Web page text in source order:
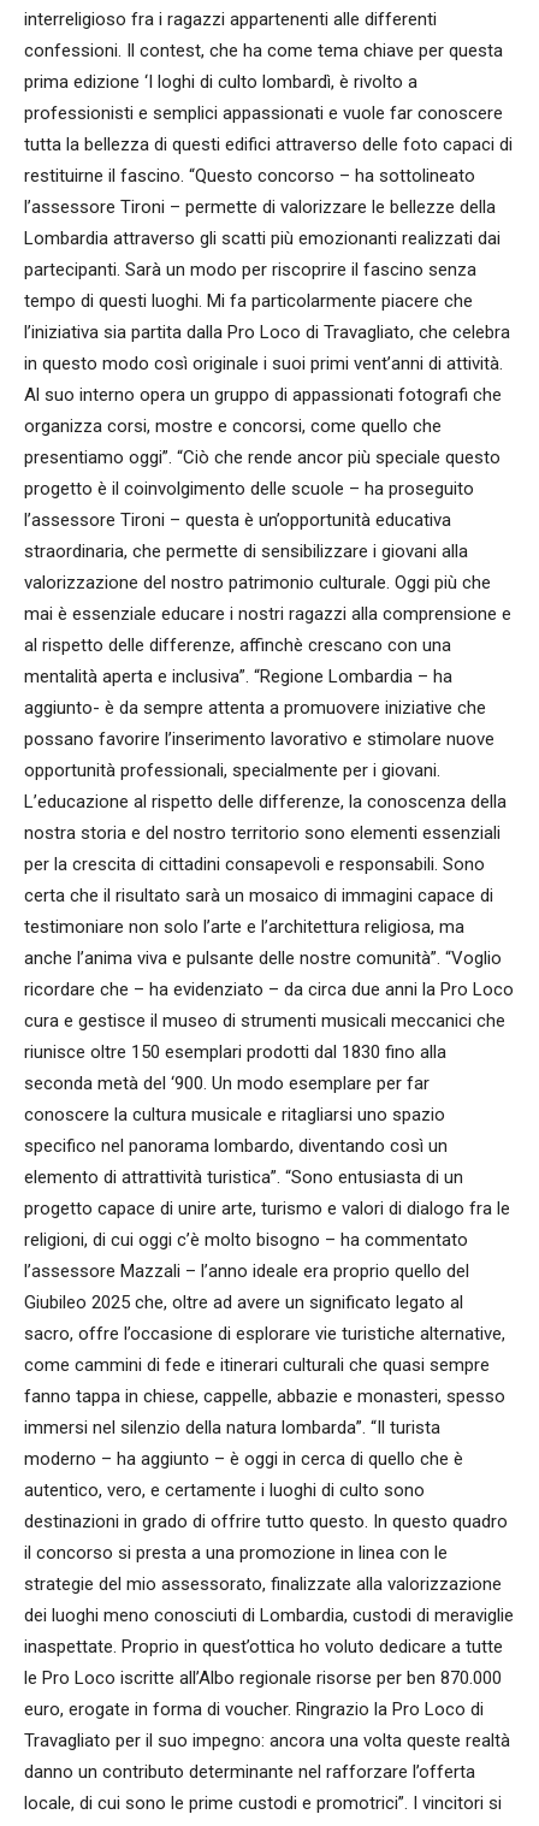
interreligioso fra i ragazzi appartenenti alle differenti
confessioni. Il contest, che ha come tema chiave per questa
prima edizione ‘I loghi di culto lombardì, è rivolto a
professionisti e semplici appassionati e vuole far conoscere
tutta la bellezza di questi edifici attraverso delle foto capaci di
restituirne il fascino. “Questo concorso – ha sottolineato
l’assessore Tironi – permette di valorizzare le bellezze della
Lombardia attraverso gli scatti più emozionanti realizzati dai
partecipanti. Sarà un modo per riscoprire il fascino senza
tempo di questi luoghi. Mi fa particolarmente piacere che
l’iniziativa sia partita dalla Pro Loco di Travagliato, che celebra
in questo modo così originale i suoi primi vent’anni di attività.
Al suo interno opera un gruppo di appassionati fotografi che
organizza corsi, mostre e concorsi, come quello che
presentiamo oggi”. “Ciò che rende ancor più speciale questo
progetto è il coinvolgimento delle scuole – ha proseguito
l’assessore Tironi – questa è un’opportunità educativa
straordinaria, che permette di sensibilizzare i giovani alla
valorizzazione del nostro patrimonio culturale. Oggi più che
mai è essenziale educare i nostri ragazzi alla comprensione e
al rispetto delle differenze, affinchè crescano con una
mentalità aperta e inclusiva”. “Regione Lombardia – ha
aggiunto- è da sempre attenta a promuovere iniziative che
possano favorire l’inserimento lavorativo e stimolare nuove
opportunità professionali, specialmente per i giovani.
L’educazione al rispetto delle differenze, la conoscenza della
nostra storia e del nostro territorio sono elementi essenziali
per la crescita di cittadini consapevoli e responsabili. Sono
certa che il risultato sarà un mosaico di immagini capace di
testimoniare non solo l’arte e l’architettura religiosa, ma
anche l’anima viva e pulsante delle nostre comunità”. “Voglio
ricordare che – ha evidenziato – da circa due anni la Pro Loco
cura e gestisce il museo di strumenti musicali meccanici che
riunisce oltre 150 esemplari prodotti dal 1830 fino alla
seconda metà del ‘900. Un modo esemplare per far
conoscere la cultura musicale e ritagliarsi uno spazio
specifico nel panorama lombardo, diventando così un
elemento di attrattività turistica”. “Sono entusiasta di un
progetto capace di unire arte, turismo e valori di dialogo fra le
religioni, di cui oggi c’è molto bisogno – ha commentato
l’assessore Mazzali – l’anno ideale era proprio quello del
Giubileo 2025 che, oltre ad avere un significato legato al
sacro, offre l’occasione di esplorare vie turistiche alternative,
come cammini di fede e itinerari culturali che quasi sempre
fanno tappa in chiese, cappelle, abbazie e monasteri, spesso
immersi nel silenzio della natura lombarda”. “Il turista
moderno – ha aggiunto – è oggi in cerca di quello che è
autentico, vero, e certamente i luoghi di culto sono
destinazioni in grado di offrire tutto questo. In questo quadro
il concorso si presta a una promozione in linea con le
strategie del mio assessorato, finalizzate alla valorizzazione
dei luoghi meno conosciuti di Lombardia, custodi di meraviglie
inaspettate. Proprio in quest’ottica ho voluto dedicare a tutte
le Pro Loco iscritte all’Albo regionale risorse per ben 870.000
euro, erogate in forma di voucher. Ringrazio la Pro Loco di
Travagliato per il suo impegno: ancora una volta queste realtà
danno un contributo determinante nel rafforzare l’offerta
locale, di cui sono le prime custodi e promotrici”. I vincitori si